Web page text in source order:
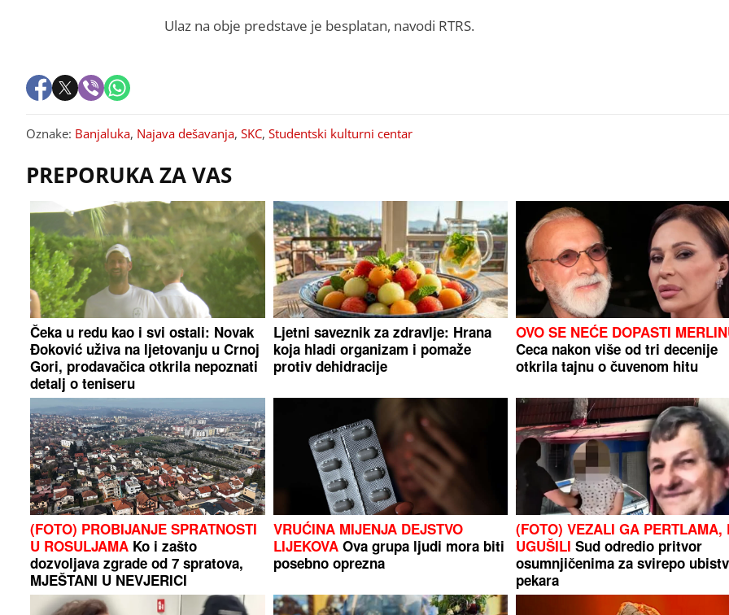
Ulaz na obje predstave je besplatan, navodi RTRS.
Oznake: Banjaluka, Najava dešavanja, SKC, Studentski kulturni centar
PREPORUKA ZA VAS
Čeka u redu kao i svi ostali: Novak
Đoković uživa na ljetovanju u Crnoj
Gori, prodavačica otkrila nepoznati
detalj o teniseru
Ljetni saveznik za zdravlje: Hrana
koja hladi organizam i pomaže
protiv dehidracije
OVO SE NEĆE DOPASTI
Ceca nakon više od tri decenije
otkrila tajnu o čuvenom hitu
(FOTO) PROBIJANJE SPRATNOSTI
U ROSULJAMA Ko i zašto
dozvoljava zgrade od 7 spratova,
MJEŠTANI U NEVJERICI
VRUĆINA MIJENJA DEJSTVO
LIJEKOVAOva grupa ljudi mora biti
posebno oprezna
(FOTO) VEZALI GA PERTLAMA,
UGUŠILI Sud odredio pritvor
osumnjičenima za svirepo
pekara